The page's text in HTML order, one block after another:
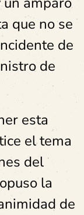
que no se
de
de
esta
el tema
del
la
de